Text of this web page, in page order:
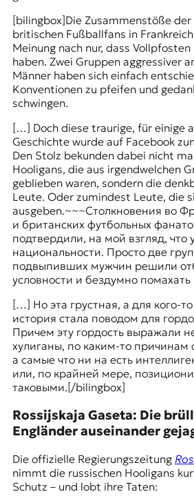
[bilingbox]Die Zusammenstöße der
britischen Fußballfans in
Meinung nach nur, dass
haben. Zwei Gruppen aggressiver
Männer haben sich einfach
Konventionen zu pfeifen und
schwingen.
[…] Doch diese traurige, für einige
Geschichte wurde auf Facebook
Den Stolz bekunden dabei nicht
Hooligans, die aus irgendwelchen
geblieben waren, sondern die
Leute. Oder zumindest Leute, die
ausgeben.~~~Столкновения во
и британских футбольных
подтвердили, на мой взгляд, что
национальности. Просто две
подвыпивших мужчин решили
условности и бездумно помахать
[…] Но эта грустная, а для кого-
история стала поводом для
Причем эту гордость выражали
хулиганы, по каким-то причинам
а самые что ни на есть
или, по крайней мере,
таковыми. [/bilingbox]
Rossijskaja Gaseta: Die
Engländer auseinander
Die offizielle Regierungszeitung
nimmt die russischen Hooligans
Schutz – und lobt ihre Taten: